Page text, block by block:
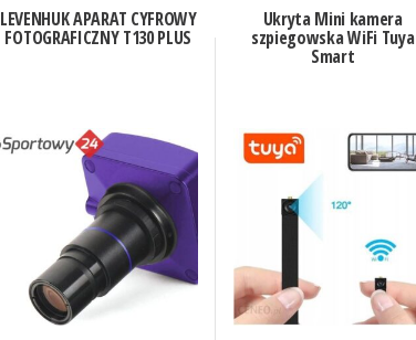
LEVENHUK APARAT CYFROWY
FOTOGRAFICZNY T130 PLUS
Ukryta Mini kamera
szpiegowska WiFi Tuya
Smart